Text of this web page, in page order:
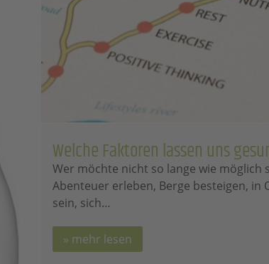
Welche Faktoren lassen uns
Wer möchte nicht so lange wie möglich
Abenteuer erleben, Berge besteigen, in
sein, sich…
mehr lesen